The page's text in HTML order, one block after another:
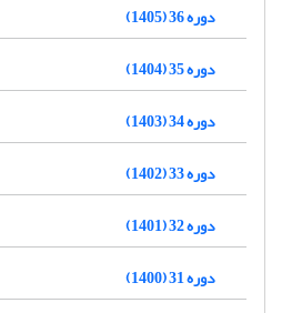
دوره 36 (1405)
دوره 35 (1404)
دوره 34 (1403)
دوره 33 (1402)
دوره 32 (1401)
دوره 31 (1400)